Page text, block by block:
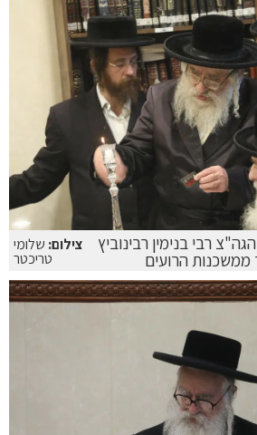
רבי בנימין רבינוביץ
הרועים
צילום: שלומי
טריכטר